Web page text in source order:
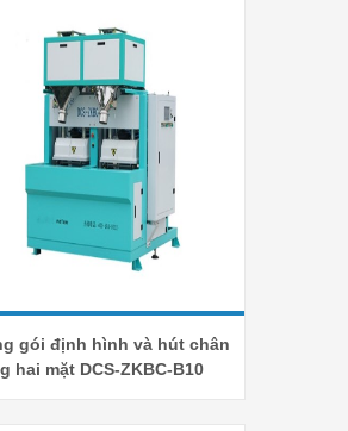
gói định hình và hút chân
hai mặt DCS-ZKBC-B10